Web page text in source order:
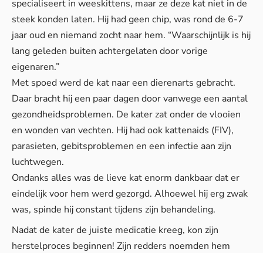
specialiseert in weeskittens, maar ze deze kat niet in de
steek konden laten. Hij had geen chip, was rond de 6-7
jaar oud en niemand zocht naar hem. “Waarschijnlijk is hij
lang geleden buiten achtergelaten door vorige
eigenaren.”
Met spoed werd de kat naar een dierenarts gebracht.
Daar bracht hij een paar dagen door vanwege een aantal
gezondheidsproblemen. De kater zat onder de vlooien
en wonden van vechten. Hij had ook kattenaids (FIV),
parasieten, gebitsproblemen en een infectie aan zijn
luchtwegen.
Ondanks alles was de lieve kat enorm dankbaar dat er
eindelijk voor hem werd gezorgd. Alhoewel hij erg zwak
was, spinde hij constant tijdens zijn behandeling.
Nadat de kater de juiste medicatie kreeg, kon zijn
herstelproces beginnen! Zijn redders noemden hem